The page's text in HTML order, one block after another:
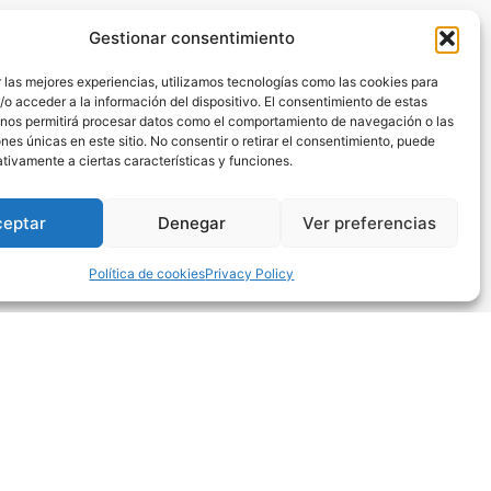
Gestionar consentimiento
las mejores experiencias, utilizamos tecnologías como las cookies para
o acceder a la información del dispositivo. El consentimiento de estas
permitirá procesar datos como el comportamiento de navegación o las
únicas en este sitio. No consentir o retirar el consentimiento, puede
a ciertas características y funciones.
Denegar Ver preferencias
Política de cookiesPrivacy Policy
Pinterest